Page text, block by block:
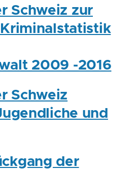
Schweiz zur
2009 -2016
Schweiz
und
der